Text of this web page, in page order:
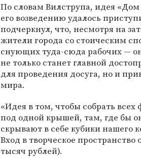
По словам Вилструпа, идея «Дом
его возведению удалось
подчеркнул, что, несмотря на
жители города со стоическим
снующих туда-сюда рабочих —
не только станет главной
для проведения досуга, но и
мира.
«Идея в том, чтобы собрать всех
под одной крышей, там, где бы
скрывают в себе кубики нашего
Вход в творческое пространство
тысяч рублей).